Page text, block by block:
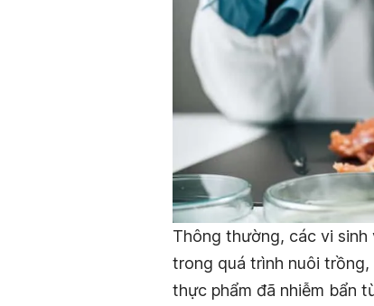
Thông thường, các vi
trong quá trình nuôi
thực phẩm đã nhiễm bẩn